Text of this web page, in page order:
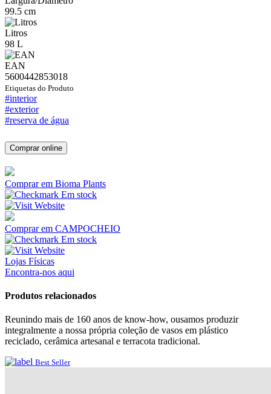
99.5 cm
Litros
98 L
EAN
5600442853018
Etiquetas do Produto
#interior
#exterior
#reserva de água
Comprar online
Comprar em Bioma Plants
Em stock
Comprar em CAMPOCHEIO
Em stock
Lojas Físicas
Encontra-nos aqui
Produtos relacionados
Reunindo mais de 160 anos de know-how, ousamos produzir
integralmente a nossa própria coleção de vasos em plástico
reciclado, cerâmica artesanal e terracota tradicional.
Best Seller